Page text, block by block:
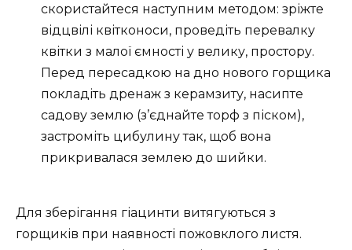
скористайтеся наступним методом: зріжте
відцвілі квітконоси, проведіть перевалку
квітки з малої ємності у велику, простору.
Перед пересадкою на дно нового горщика
покладіть дренаж з керамзиту, насипте
садову землю (з’єднайте торф з піском),
застроміть цибулину так, щоб вона
прикривалася землею до шийки.
Для зберігання гіацинти витягуються з
горщиків при наявності пожовклого листя.